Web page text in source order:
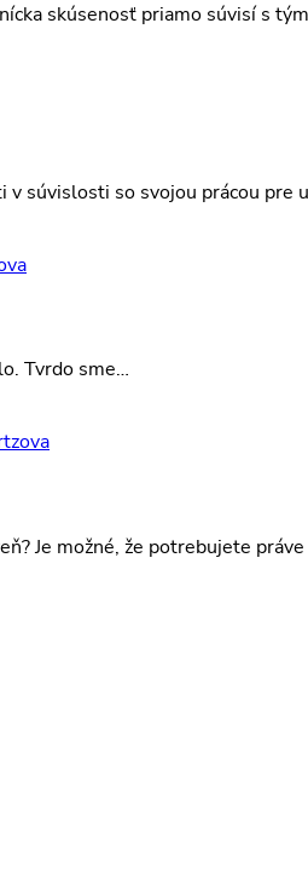
skúsenosť priamo súvisí s
v súvislosti so svojou prácou pre
Tvrdo sme…
Je možné, že potrebujete